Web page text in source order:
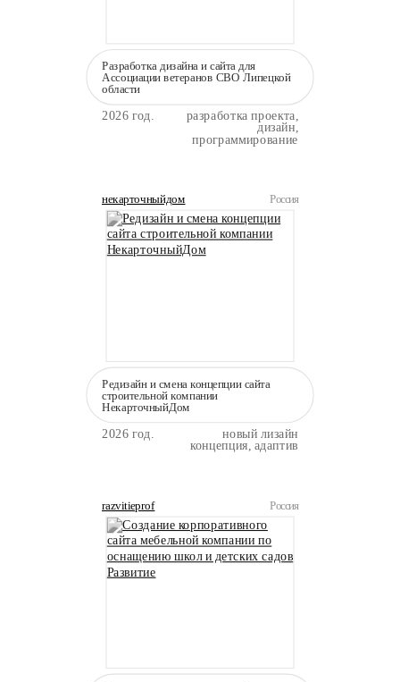
Разработка дизайна и сайта для
Ассоциации ветеранов СВО Липецкой
области
2026 год.
разработка проекта,
дизайн,
программирование
некарточныйдом Россия
Редизайн и смена концепции сайта
строительной компании
НекарточныйДом
2026 год. новый лизайн
концепция, адаптив
razvitieprof Россия